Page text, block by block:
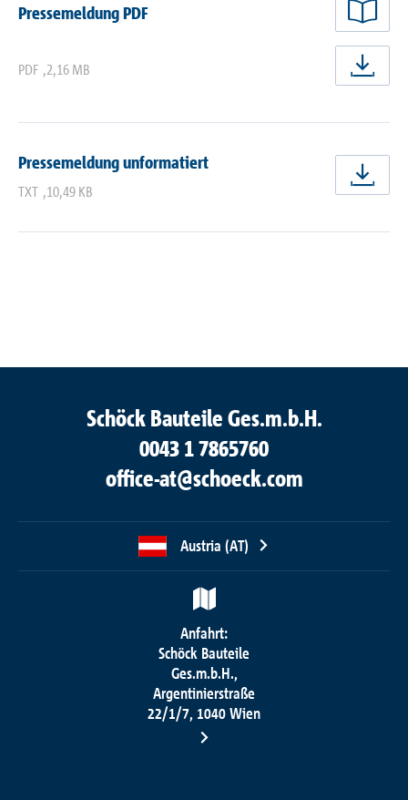
Pressemeldung PDF
PDF ,2,16 MB
Pressemeldung unformatiert
TXT ,10,49 KB
Schöck Bauteile Ges.m.b.H.
0043 1 7865760
office-at@schoeck.com
Austria (AT)
Anfahrt:
Schöck Bauteile
Ges.m.b.H.,
Argentinierstraße
22/1/7, 1040 Wien